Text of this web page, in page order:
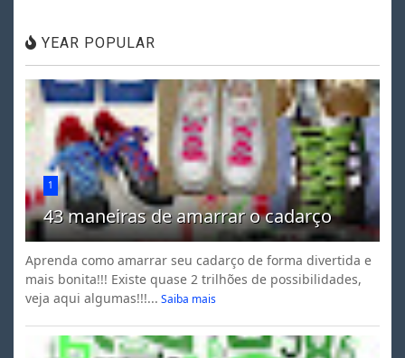
YEAR POPULAR
1
43 maneiras de amarrar o cadarço
Aprenda como amarrar seu cadarço de forma divertida e
mais bonita!!! Existe quase 2 trilhões de possibilidades,
veja aqui algumas!!!... Saiba mais